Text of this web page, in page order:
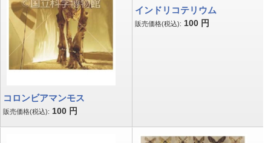
コロンビアマンモス
販売価格(税込): 100 円
インドリコテリウム
販売価格(税込): 100 円